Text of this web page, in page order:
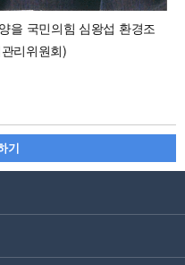
을 국민의힘 심왕섭 환경조
리위원회)
기